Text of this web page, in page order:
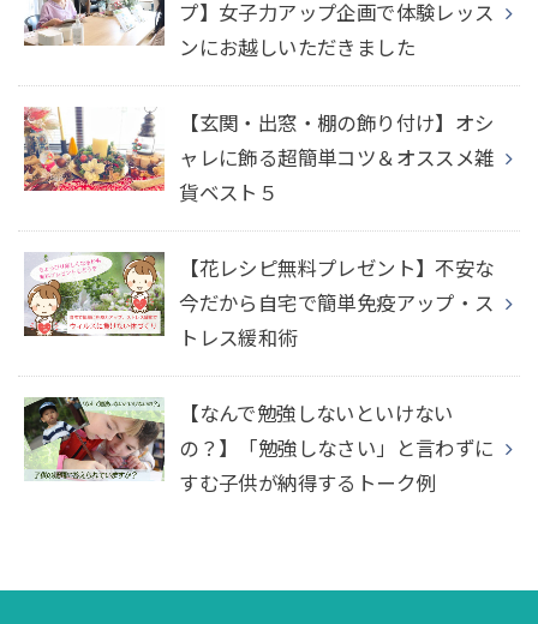
プ】女子力アップ企画で体験レッス
ンにお越しいただきました
【玄関・出窓・棚の飾り付け】オシ
ャレに飾る超簡単コツ＆オススメ雑
貨ベスト５
【花レシピ無料プレゼント】不安な
今だから自宅で簡単免疫アップ・ス
トレス緩和術
【なんで勉強しないといけない
の？】「勉強しなさい」と言わずに
すむ子供が納得するトーク例